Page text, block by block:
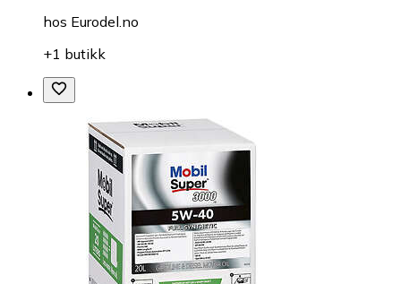
hos Eurodel.no
+1 butikk